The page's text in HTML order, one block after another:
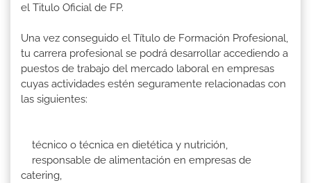
el Titulo Oficial de FP.
Una vez conseguido el Título de Formación Profesional,
tu carrera profesional se podrá desarrollar accediendo a
puestos de trabajo del mercado laboral en empresas
cuyas actividades estén seguramente relacionadas con
las siguientes:
técnico o técnica en dietética y nutrición,
responsable de alimentación en empresas de
catering,